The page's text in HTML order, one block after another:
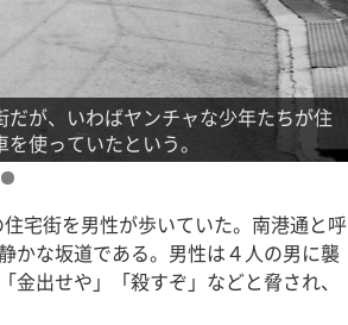
が、いわばヤンチャな少年たちが住
使っていたという。
宅街を男性が歩いていた。南港通と呼
かな坂道である。男性は４人の男に襲
出せや」「殺すぞ」などと脅され、